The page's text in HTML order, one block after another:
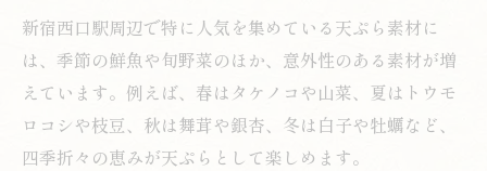
新宿西口駅周辺で特に人気を集めている天ぷら素材に
は、季節の鮮魚や旬野菜のほか、意外性のある素材が増
えています。例えば、春はタケノコや山菜、夏はトウモ
ロコシや枝豆、秋は舞茸や銀杏、冬は白子や牡蠣など、
四季折々の恵みが天ぷらとして楽しめます。